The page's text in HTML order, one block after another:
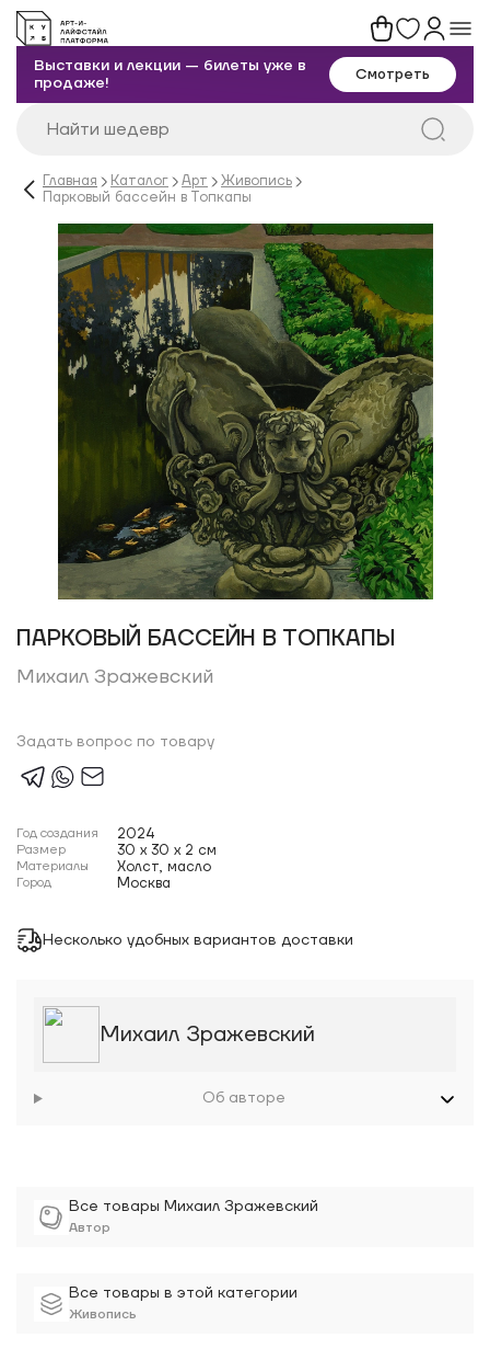
Выставки и лекции — билеты уже в
продаже!
Смотреть
Главная Каталог Арт
Живопись
Парковый бассейн в Топкапы
ПАРКОВЫЙ БАССЕЙН В ТОПКАПЫ
Михаил Зражевский
Задать вопрос по товару
Год создания 2024
Размер 30 x 30 x 2 см
Материалы Холст, масло
Город Москва
Несколько удобных вариантов доставки
Все товары Михаил Зражевский
Автор
Все товары в этой категории
Живопись
Михаил Зражевский
Об авторе